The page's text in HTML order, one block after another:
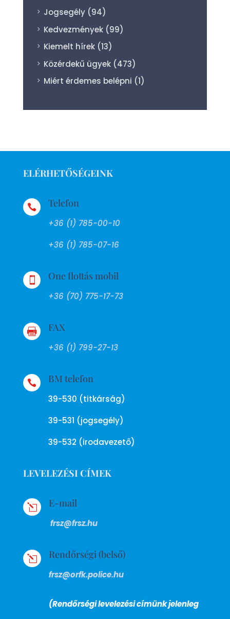
Jogsegély (94)
Kedvezmények (99)
Kiemelt hírek (13)
Közérdekű ügyek (473)
Miért érdemes belépni (1)
ELÉRHETŐSÉGEINK
 Telefon
+36 (1) 785-00-10
+36 (1) 785-07-16
 One flottás mobil
+36 (70) 775-17-73
 FAX
+36 (1) 799-27-13
 BM telefon
39-530 (titkárság)
39-531 (jogsegély)
39-532 (irodavezető)
LEVELEZÉSI CÍMEK
l E-mail
frsz@frsz.hu
l Rendőrségi (belső)
frsz@orfk.police.hu
(Rendőrségi levelezési címünk jelenleg